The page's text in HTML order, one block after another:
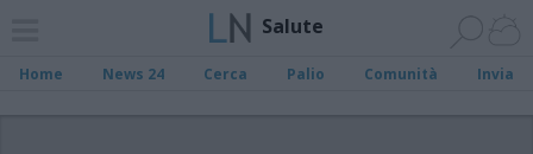
Salute
Home News 24 Cerca Palio Comunità Invia